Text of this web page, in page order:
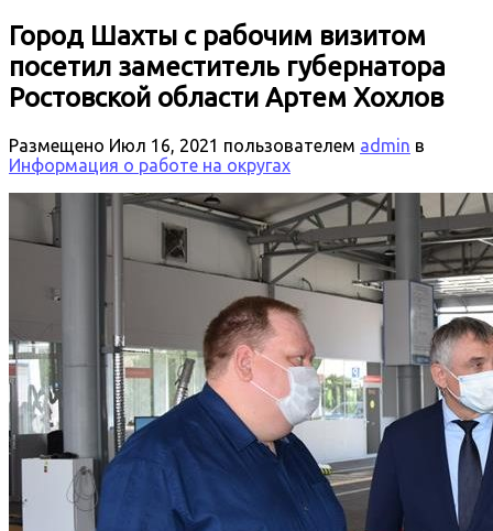
Город Шахты с рабочим визитом
посетил заместитель губернатора
Ростовской области Артем Хохлов
Размещено Июл 16, 2021 пользователем admin в
Информация о работе на округах